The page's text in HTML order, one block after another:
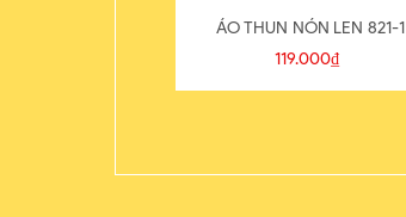
ÁO THUN NÓN LEN 821-1
119.000₫